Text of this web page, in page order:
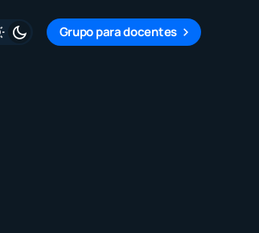
Grupo para docentes